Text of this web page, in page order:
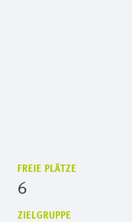
FREIE PLÄTZE
6
ZIELGRUPPE